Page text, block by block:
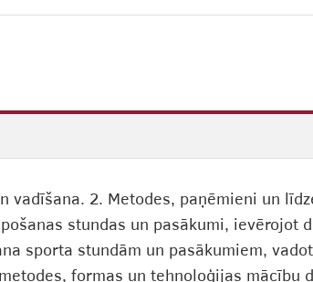
vadīšana. 2. Metodes, paņēmieni un
stundas un pasākumi, ievērojot
sporta stundām un pasākumiem,
formas un tehnoloģijas mācību